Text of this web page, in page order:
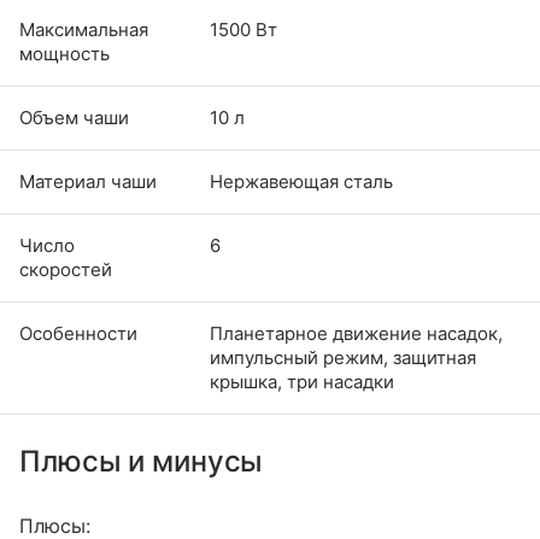
Максимальная
мощность
1500 Вт
Объем чаши 10 л
Материал чаши Нержавеющая сталь
Число
скоростей
6
Особенности
Планетарное движение насадок,
импульсный режим, защитная
крышка, три насадки
Плюсы и минусы
Плюсы: